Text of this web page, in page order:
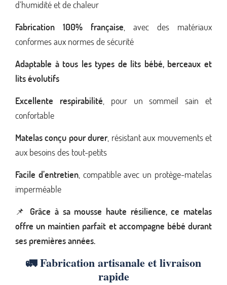
d’humidité et de chaleur
Fabrication 100% française, avec des matériaux
conformes aux normes de sécurité
Adaptable à tous les types de lits bébé, berceaux et
lits évolutifs
Excellente respirabilité, pour un sommeil sain et
confortable
Matelas conçu pour durer, résistant aux mouvements et
aux besoins des tout-petits
Facile d’entretien, compatible avec un protège-matelas
imperméable
📌 Grâce à sa mousse haute résilience, ce matelas
offre un maintien parfait et accompagne bébé durant
ses premières années.
🚛Fabrication artisanale et livraison
rapide